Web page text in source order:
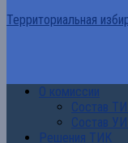
Территориальная
О комиссии
Состав
Состав
Решения ТИК